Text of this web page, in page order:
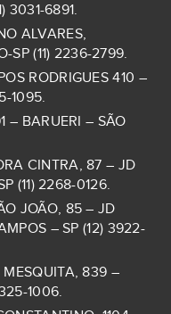
3031-6891.
ALVARES,
SP (11) 2236-2799.
RODRIGUES 410 –
1095.
– BARUERI – SÃO
CINTRA, 87 – JD
(11) 2268-0126.
JOÃO, 85 – JD
– SP (12) 3922-
839 –
1006.